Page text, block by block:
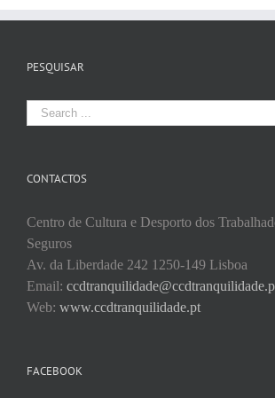
PESQUISAR
Search
for:
CONTACTOS
Centro de Cultura e Desporto dos
Seguros
Av. da Liberdade 242 1250-149 Lisboa
Email:
Web: www.ccdtranquilidade.pt
FACEBOOK